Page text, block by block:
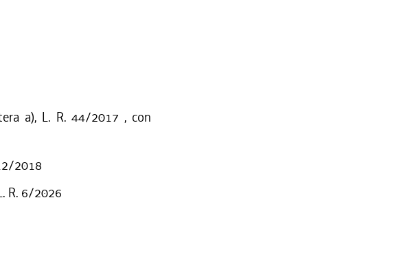
a), L. R. 44/2017 , con
2018
R. 6/2026